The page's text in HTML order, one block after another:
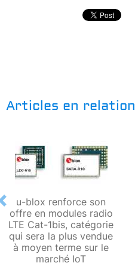
Articles en relation
u-blox renforce son
offre en modules radio
LTE Cat-1bis, catégorie
qui sera la plus vendue
à moyen terme sur le
marché IoT
Previous